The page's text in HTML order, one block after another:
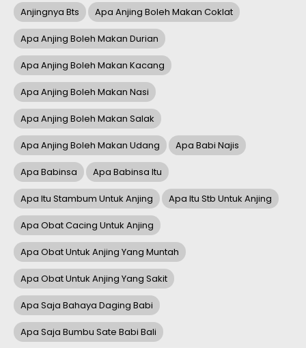
Anjingnya Bts Apa Anjing Boleh Makan Coklat
Apa Anjing Boleh Makan Durian
Apa Anjing Boleh Makan Kacang
Apa Anjing Boleh Makan Nasi
Apa Anjing Boleh Makan Salak
Apa Anjing Boleh Makan Udang Apa Babi Najis
Apa Babinsa Apa Babinsa Itu
Apa Itu Stambum Untuk Anjing Apa Itu Stb Untuk Anjing
Apa Obat Cacing Untuk Anjing
Apa Obat Untuk Anjing Yang Muntah
Apa Obat Untuk Anjing Yang Sakit
Apa Saja Bahaya Daging Babi
Apa Saja Bumbu Sate Babi Bali